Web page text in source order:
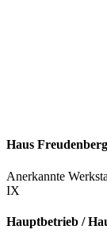
Haus
Anerkannte
IX
Hauptbetrieb /